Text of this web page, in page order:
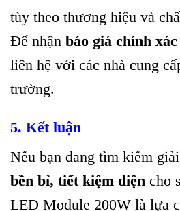
tùy theo thương hiệu và
Để nhận báo giá chính
liên hệ với các nhà cung
trường.
5. Kết luận
Nếu bạn đang tìm kiếm
bền bỉ, tiết kiệm điện cho
LED Module 200W là lựa